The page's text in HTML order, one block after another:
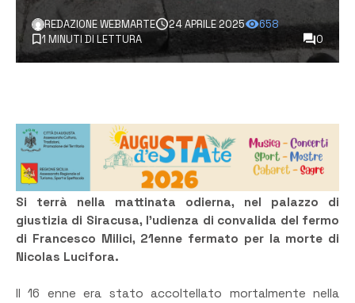
REDAZIONE WEBMARTE 24 APRILE 2025
658
1 MINUTI DI LETTURA
0
Si terrà nella mattinata odierna, nel palazzo di
giustizia di Siracusa, l’udienza di convalida del fermo
di Francesco Milici, 21enne fermato per la morte di
Nicolas Lucifora.
Il 16 enne era stato accoltellato mortalmente nella